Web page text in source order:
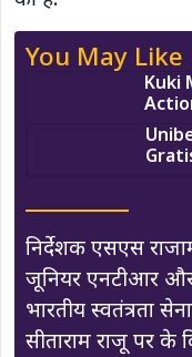
You May Like
Kuki
निर्देशक एसएस
जूनियर एनटीआर
भारतीय स्वतंत्रता
सीताराम राजू पर के